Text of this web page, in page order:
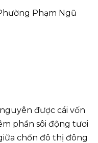
Phạm Ngũ
được cái vốn
phần sôi động tươi
chốn đô thị đông